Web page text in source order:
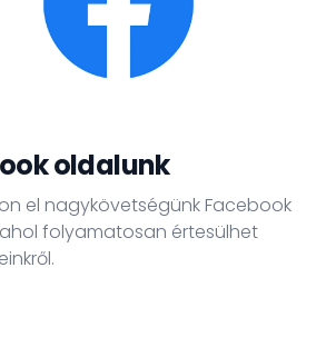
oldalunk
el nagykövetségünk Facebook
folyamatosan értesülhet